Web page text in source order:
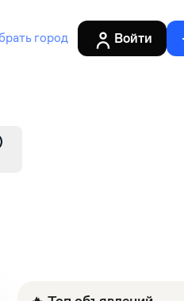
город Войти